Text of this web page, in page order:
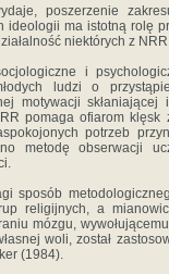
poszerzenie
ideologii ma istotną rolę
niektórych z
i
ludzi o
motywacji
pomaga ofiarom klęsk
potrzeb
metodę obserwacji
sposób
religijnych, a
mózgu,
woli, został
(1984).